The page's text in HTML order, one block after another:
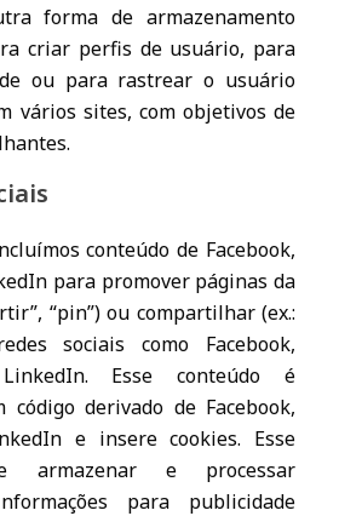
forma de armazenamento
criar perfis de usuário, para
ou para rastrear o usuário
vários sites, com objetivos de
conteúdo de Facebook,
para promover páginas da
“pin”) ou compartilhar (ex.:
sociais como Facebook,
Esse conteúdo é
código derivado de Facebook,
e insere cookies. Esse
armazenar e processar
para publicidade